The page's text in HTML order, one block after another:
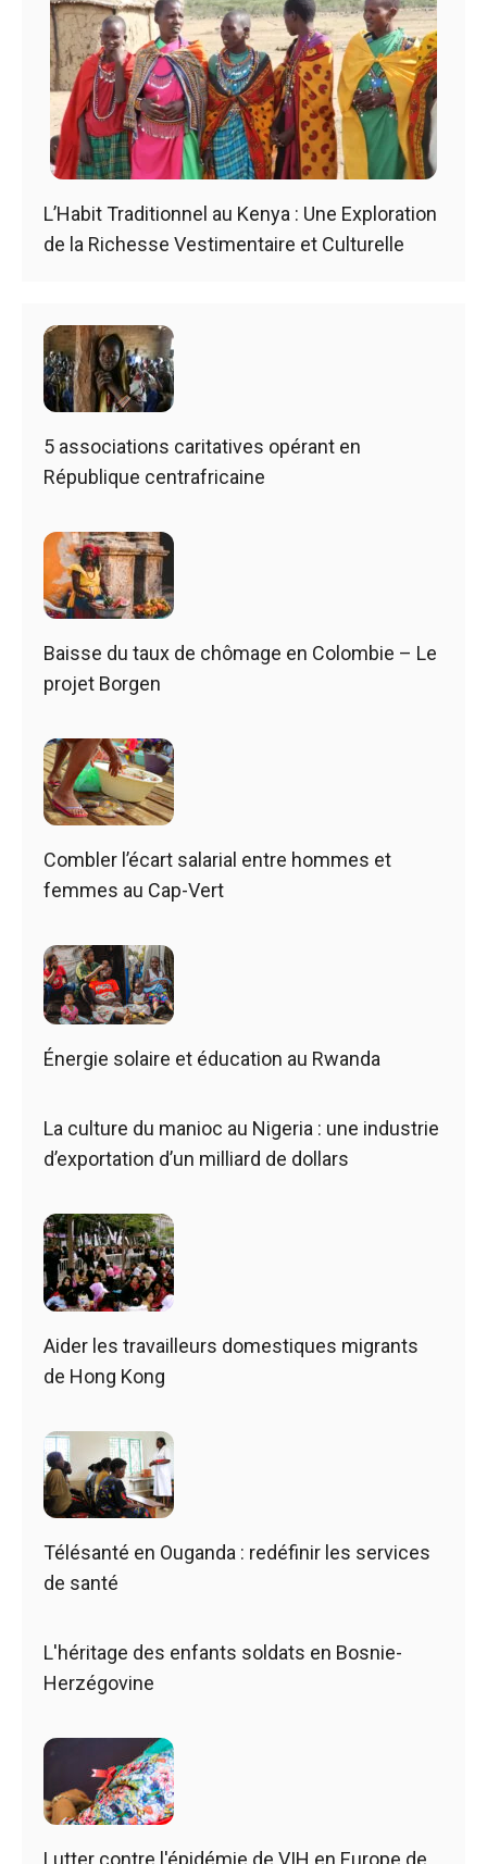
L’Habit Traditionnel au Kenya : Une Exploration
de la Richesse Vestimentaire et Culturelle
5 associations caritatives opérant en
République centrafricaine
Baisse du taux de chômage en Colombie – Le
projet Borgen
Combler l’écart salarial entre hommes et
femmes au Cap-Vert
Énergie solaire et éducation au Rwanda
La culture du manioc au Nigeria : une industrie
d’exportation d’un milliard de dollars
Aider les travailleurs domestiques migrants
de Hong Kong
Télésanté en Ouganda : redéfinir les services
de santé
L'héritage des enfants soldats en Bosnie-
Herzégovine
Lutter contre l'épidémie de VIH en Europe de